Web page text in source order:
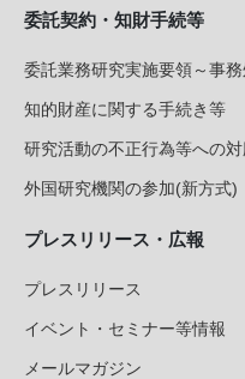
委託契約・知財手続等
委託業務研究実施要領～事
知的財産に関する手続き等
研究活動の不正行為等への
外国研究機関の参加(新方式)
プレスリリース・広報
プレスリリース
イベント・セミナー等情報
メールマガジン